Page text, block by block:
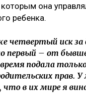
она
ребенка.
четвертый иск за
первый – от
подала
прав. У
в их мире я